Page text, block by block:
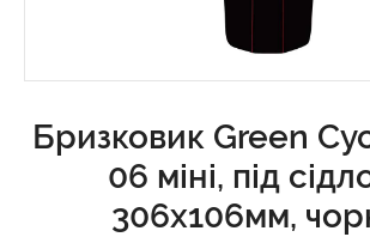
Бризковик Green
06 міні, під
306х106мм,